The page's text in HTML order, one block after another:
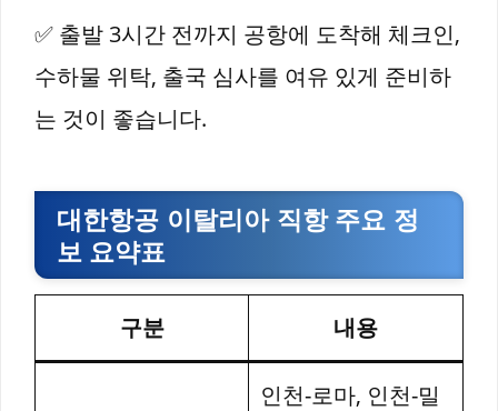
✅ 출발 3시간 전까지 공항에 도착해 체크인,
수하물 위탁, 출국 심사를 여유 있게 준비하
는 것이 좋습니다.
대한항공 이탈리아 직항 주요 정
보 요약표
구분 내용
인천-로마, 인천-밀